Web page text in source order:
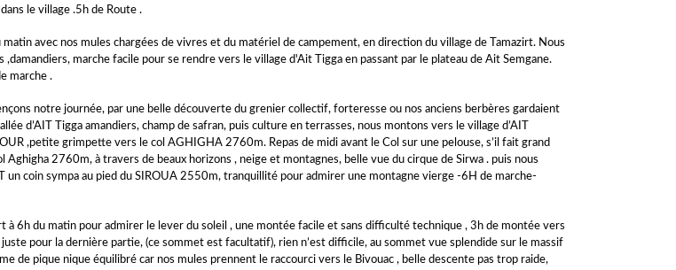
le village .5h de Route .
avec nos mules chargées de vivres et du matériel de campement, en direction du village de Tamazirt. Nous
marche facile pour se rendre vers le village d'Ait Tigga en passant par le plateau de Ait Semgane.
marche .
notre journée, par une belle découverte du grenier collectif, forteresse ou nos anciens berbères gardaient
d’AIT Tigga amandiers, champ de safran, puis culture en terrasses, nous montons vers le village d’AIT
,petite grimpette vers le col AGHIGHA 2760m. Repas de midi avant le Col sur une pelouse, s’il fait grand
2760m, à travers de beaux horizons , neige et montagnes, belle vue du cirque de Sirwa . puis nous
un coin sympa au pied du SIROUA 2550m, tranquillité pour admirer une montagne vierge -6H de marche-
6h du matin pour admirer le lever du soleil , une montée facile et sans difficulté technique , 3h de montée vers
pour la dernière partie, (ce sommet est facultatif), rien n’est difficile, au sommet vue splendide sur le massif
de pique nique équilibré car nos mules prennent le raccourci vers le Bivouac , belle descente pas trop raide,